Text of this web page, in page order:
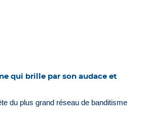
qui brille par son audace et
du plus grand réseau de banditisme